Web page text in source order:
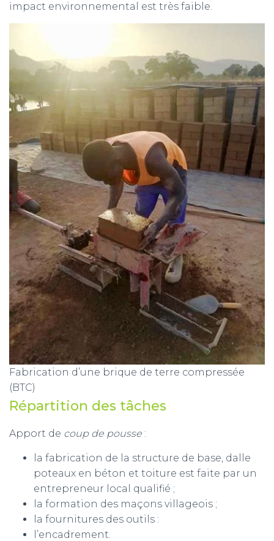
impact environnemental est très faible.
Fabrication d’une brique de terre compressée
(BTC)
Répartition des tâches
Apport de coup de pousse :
la fabrication de la structure de base, dalle
poteaux en béton et toiture est faite par un
entrepreneur local qualifié ;
la formation des maçons villageois ;
la fournitures des outils :
l’encadrement.